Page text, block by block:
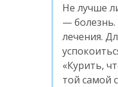
Не лучше
—
лечения.
«Курить,
той самой